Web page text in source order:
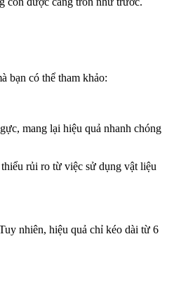
bạn có thể tham khảo:
mang lại hiệu quả nhanh chóng
rủi ro từ việc sử dụng vật liệu
nhiên, hiệu quả chỉ kéo dài từ 6